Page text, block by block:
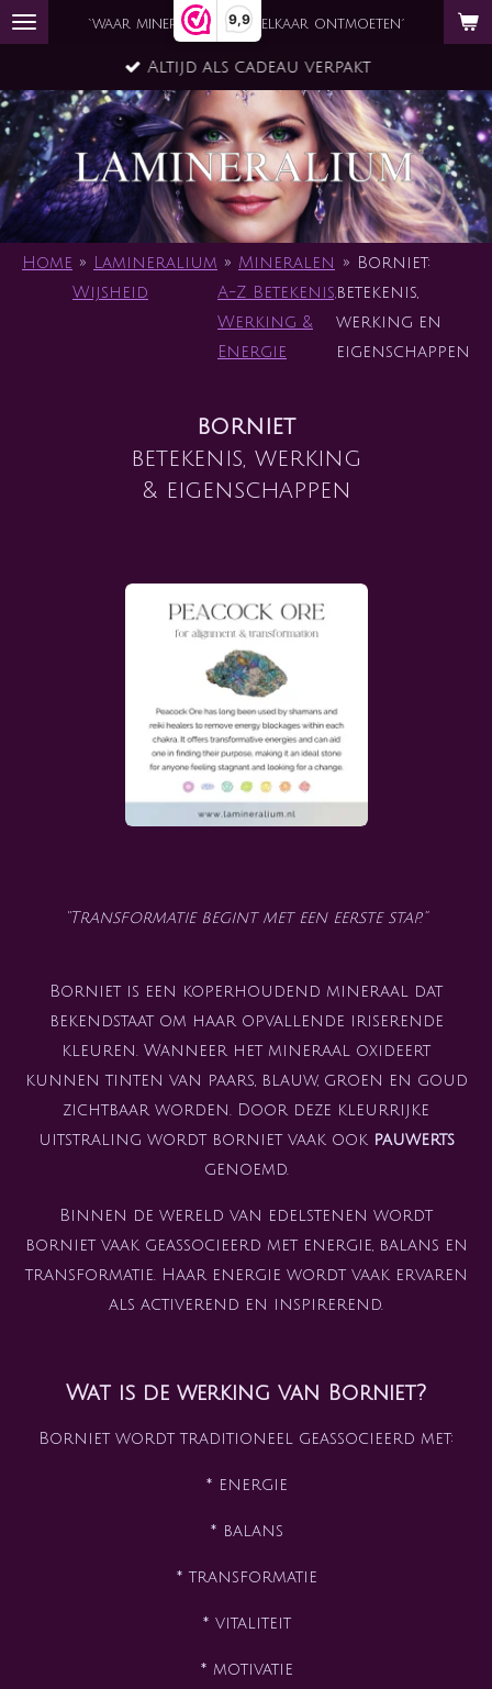
9,9
Ga
de
hoofdinhoud
`waar mineraal en ziel elkaar ontmoeten´
Altijd als cadeau verpakt
Home »
Lamineralium
Wijsheid
» Mineralen
A-Z Betekenis,
Werking &
Energie
»
Borniet:
betekenis,
werking en
eigenschappen
borniet
betekenis, werking
& eigenschappen
“Transformatie begint met een eerste stap.”
Borniet is een koperhoudend mineraal dat
bekendstaat om haar opvallende iriserende
kleuren. Wanneer het mineraal oxideert
kunnen tinten van paars, blauw, groen en goud
zichtbaar worden. Door deze kleurrijke
uitstraling wordt borniet vaak ook pauwerts
genoemd.
Binnen de wereld van edelstenen wordt
borniet vaak geassocieerd met energie, balans en
transformatie. Haar energie wordt vaak ervaren
als activerend en inspirerend.
Wat is de werking van Borniet?
Borniet wordt traditioneel geassocieerd met:
* energie
* balans
* transformatie
* vitaliteit
* motivatie